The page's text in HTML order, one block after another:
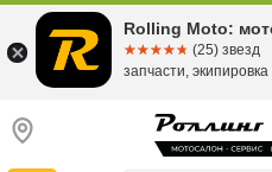
Rolling Moto:
☆☆☆☆☆
★★★★★ (25) звезд
запчасти, экипировка